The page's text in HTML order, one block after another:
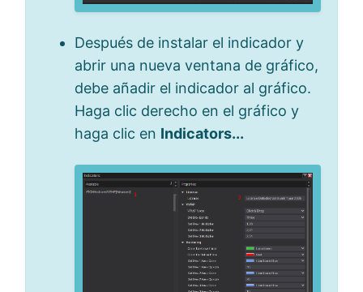
Después de instalar el indicador y
abrir una nueva ventana de gráfico,
debe añadir el indicador al gráfico.
Haga clic derecho en el gráfico y
haga clic en Indicators...